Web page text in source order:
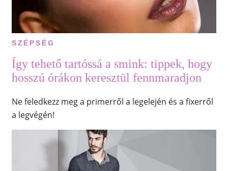
SZÉPSÉG
Így tehető tartóssá a smink: tippek, hogy
hosszú órákon keresztül fennmaradjon
Ne feledkezz meg a primerről a legelején és a fixerről
a legvégén!